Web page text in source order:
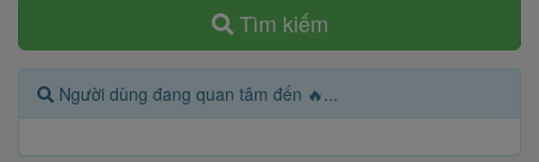
Tìm kiếm
Người dùng đang quan tâm đến 🔥...